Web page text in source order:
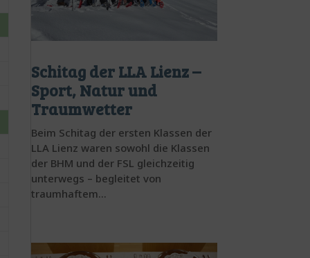
Schitag der LLA Lienz –
Sport, Natur und
Traumwetter
Beim Schitag der ersten Klassen der
LLA Lienz waren sowohl die Klassen
der BHM und der FSL gleichzeitig
unterwegs – begleitet von
traumhaftem...